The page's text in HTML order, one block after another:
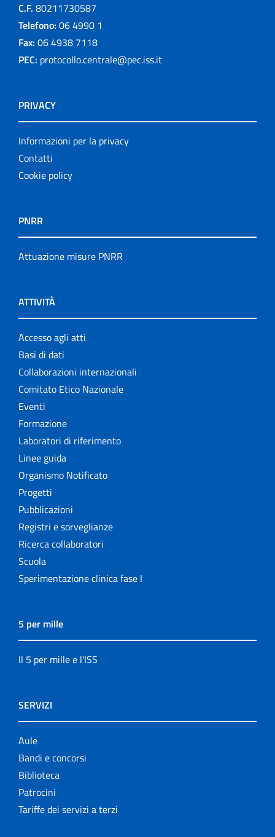
C.F. 80211730587
Telefono: 06 4990 1
Fax: 06 4938 7118
PEC: protocollo.centrale@pec.iss.it
PRIVACY
Informazioni per la privacy
Contatti
Cookie policy
PNRR
Attuazione misure PNRR
ATTIVITÀ
Accesso agli atti
Basi di dati
Collaborazioni internazionali
Comitato Etico Nazionale
Eventi
Formazione
Laboratori di riferimento
Linee guida
Organismo Notificato
Progetti
Pubblicazioni
Registri e sorveglianze
Ricerca collaboratori
Scuola
Sperimentazione clinica fase I
5 per mille
Il 5 per mille e l'ISS
SERVIZI
Aule
Bandi e concorsi
Biblioteca
Patrocini
Tariffe dei servizi a terzi